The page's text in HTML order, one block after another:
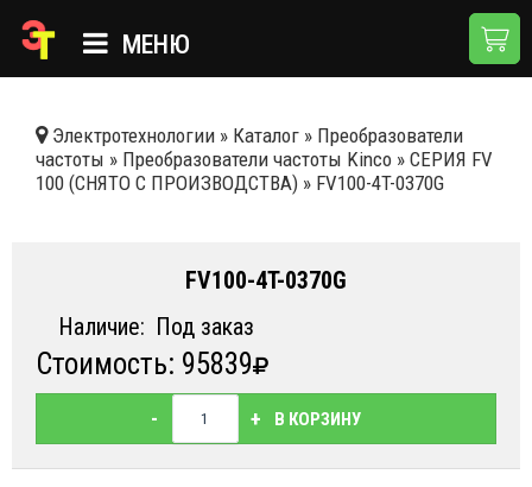
МЕНЮ
КАТАЛОГ
НОВОСТИ
ДОСТАВКА И ОПЛАТА
КОНТАКТЫ
Электротехнологии » Каталог » Преобразователи
частоты » Преобразователи частоты Kinco » СЕРИЯ FV
100 (СНЯТО С ПРОИЗВОДСТВА) » FV100-4T-0370G
FV100-4T-0370G
Наличие: Под заказ
Стоимость: 95839
- + В КОРЗИНУ